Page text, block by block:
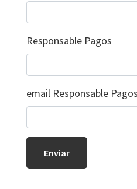
Responsable Pagos
email Responsable Pagos